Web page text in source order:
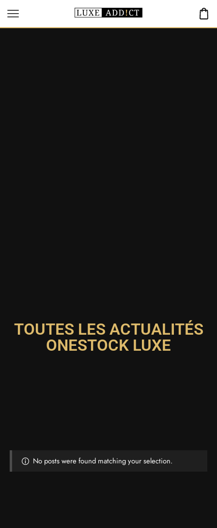
TOUTES LES ACTUALITÉS
ONESTOCK LUXE
No posts were found matching your selection.